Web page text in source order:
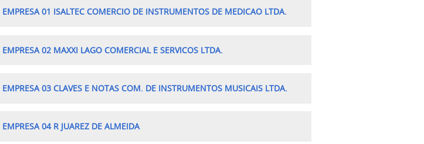
01 ISALTEC COMERCIO DE INSTRUMENTOS DE MEDICAO LTDA.
02 MAXXI LAGO COMERCIAL E SERVICOS LTDA.
03 CLAVES E NOTAS COM. DE INSTRUMENTOS MUSICAIS LTDA.
04 R JUAREZ DE ALMEIDA